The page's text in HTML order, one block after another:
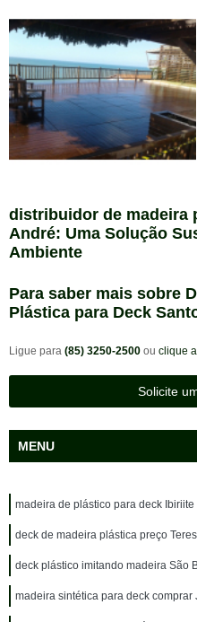
distribuidor de madeira
André: Uma Solução
Ambiente
Para saber mais sobre
Plástica para Deck
Ligue para (85) 3250-2500 ou clique
Solicite
MENU
madeira de plástico para deck Ibiriite
deck de madeira plástica preço
deck plástico imitando madeira São
madeira sintética para deck comprar